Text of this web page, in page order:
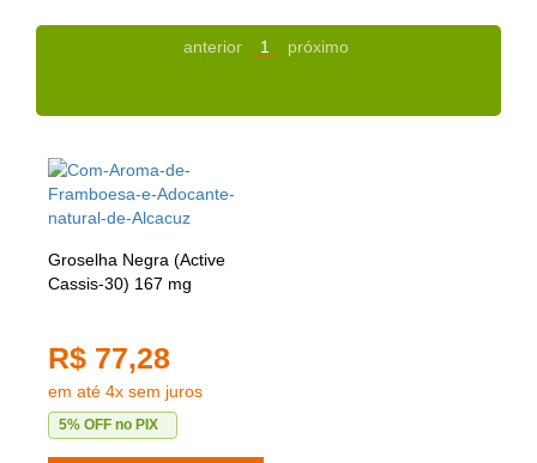
anterior 1 próximo
Groselha Negra (Active
Cassis-30) 167 mg
R$ 77,28
em até 4x sem juros
5% OFF no PIX